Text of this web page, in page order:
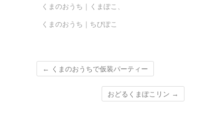
くまのおうち｜くまぽこ 、
くまのおうち｜ちびぽこ
← くまのおうちで仮装パーティー
おどるくまぽこリン →